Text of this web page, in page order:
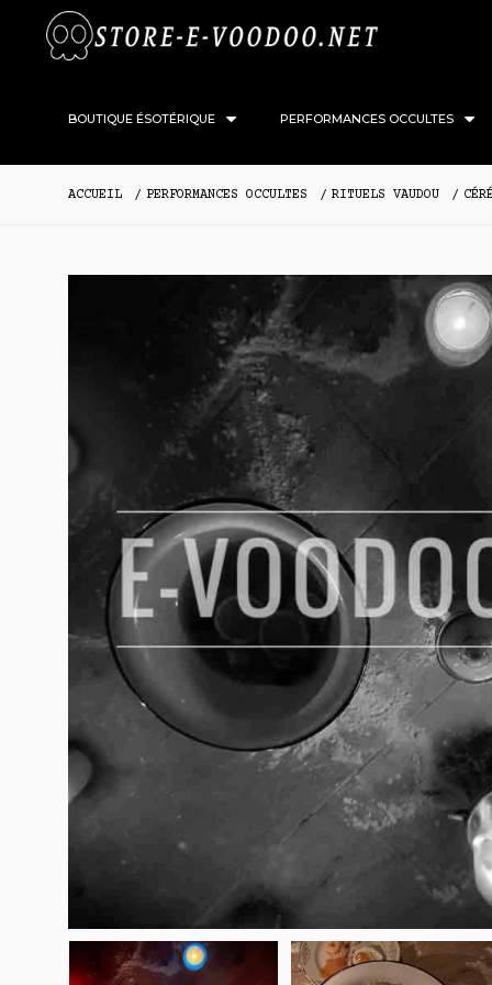
BOUTIQUE ÉSOTÉRIQUE PERFORMANCES OCCULTES
ACCUEIL PERFORMANCES OCCULTES RITUELS VAUDOU